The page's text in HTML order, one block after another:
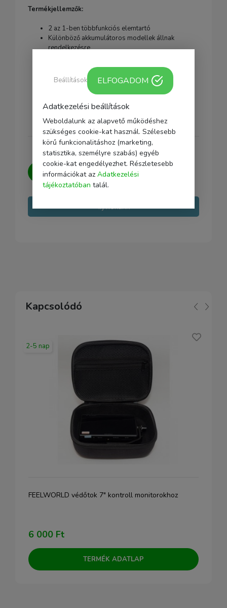
Termékjellemzők:
2 az 1-ben többfunkciós elemtartó
Különböző akkumulátoros modellek állnak
rendelkezésre
Kiváló minőségű PC anyagból készült, robusztus
és tartós
A vízálló bevonat megakadályozza a víz és a
törmelék belekerülését a tokba.
Jobb védelem az akkumulátornak.
Kérdésed van?Írj nekünk, igyekszünk
minden kérdésedre választ adni.
Írj nekünk
Kapcsolódó
2-5 nap
FEELWORLD védőtok 7" kontroll monitorokhoz
6 000 Ft
TERMÉK ADATLAP
Adatkezelési beállítások
Weboldalunk az alapvető működéshez
szükséges cookie-kat használ. Szélesebb
körű funkcionalitáshoz (marketing,
statisztika, személyre szabás) egyéb
cookie-kat engedélyezhet. Részletesebb
információkat az Adatkezelési
tájékoztatóban talál.
Beállítások ELFOGADOM